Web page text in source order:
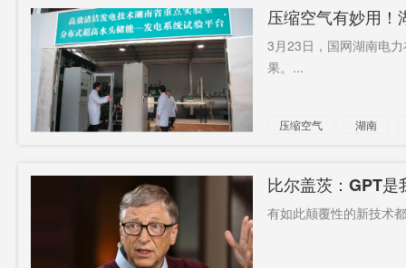
压缩空气有妙用！
3月23日，国网湖南电
果。...
压缩空气 湖南
比尔盖茨：GPT
有如此颠覆性的新技术